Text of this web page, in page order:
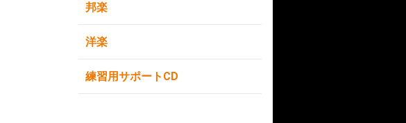
邦楽
洋楽
練習用サポートCD